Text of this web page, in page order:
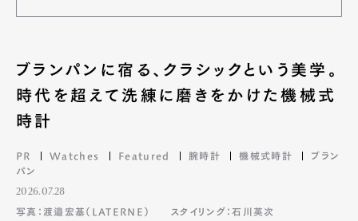
ブランパンに宿る、クラシックという美学。
時代を超えて洗練に磨きをかけた機械式
時計
PR Watches Featured 腕時計 機械式時計
ブラン
パン
2026.07.28
写真：渡邉宏基（LATERNE）
スタイリング：石川英次